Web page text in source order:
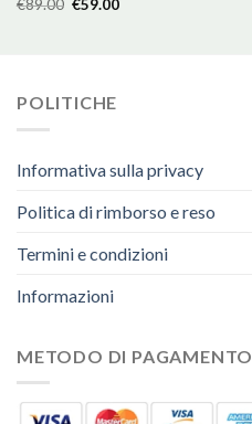
€89.00 €59.00
POLITICHE
Informativa sulla privacy
Politica di rimborso e reso
Termini e condizioni
Informazioni
METODO DI PAGAMENTO